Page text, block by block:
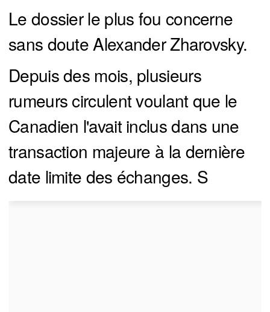
Le dossier le plus fou concerne
sans doute Alexander Zharovsky.
Depuis des mois, plusieurs
rumeurs circulent voulant que le
Canadien l'avait inclus dans une
transaction majeure à la dernière
date limite des échanges. S